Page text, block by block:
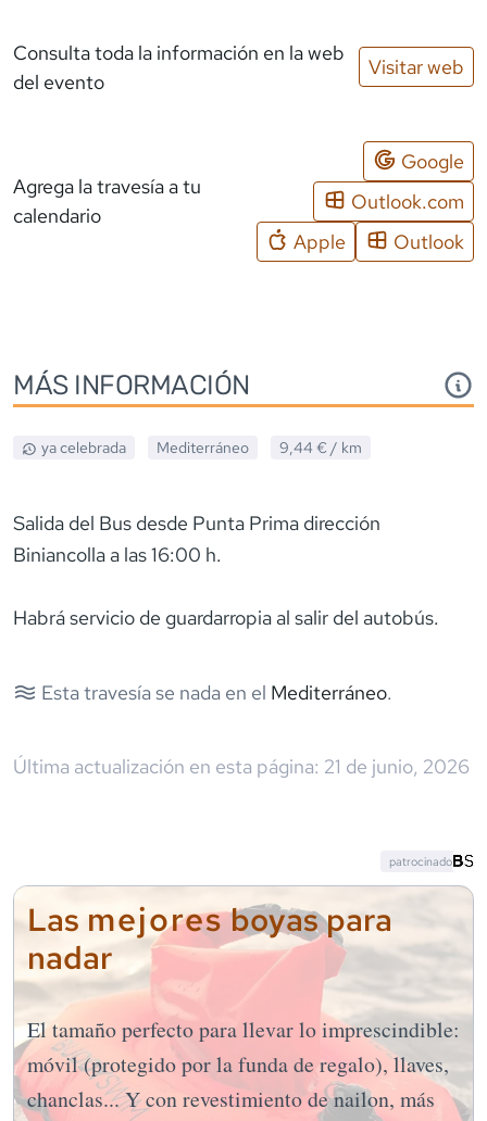
Consulta toda la información en la web
del evento
Visitar web
Agrega la travesía a tu
calendario
Google
Outlook.com
Apple
Outlook
MÁS INFORMACIÓN
ya celebrada Mediterráneo 9,44 € / km
Salida del Bus desde Punta Prima dirección
Biniancolla a las 16:00 h.
Habrá servicio de guardarropia al salir del autobús.
Esta travesía se nada en el Mediterráneo.
Última actualización en esta página: 21 de junio, 2026
Las mejoresboyas para
nadar
El tamaño perfecto para llevar lo imprescindible:
móvil (protegido por la funda de regalo), llaves,
chanclas... Y con revestimiento de nailon, más
patrocinado